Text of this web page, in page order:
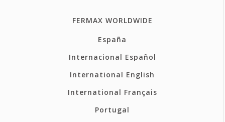
FERMAX WORLDWIDE
España
Internacional Español
International English
International Français
Portugal